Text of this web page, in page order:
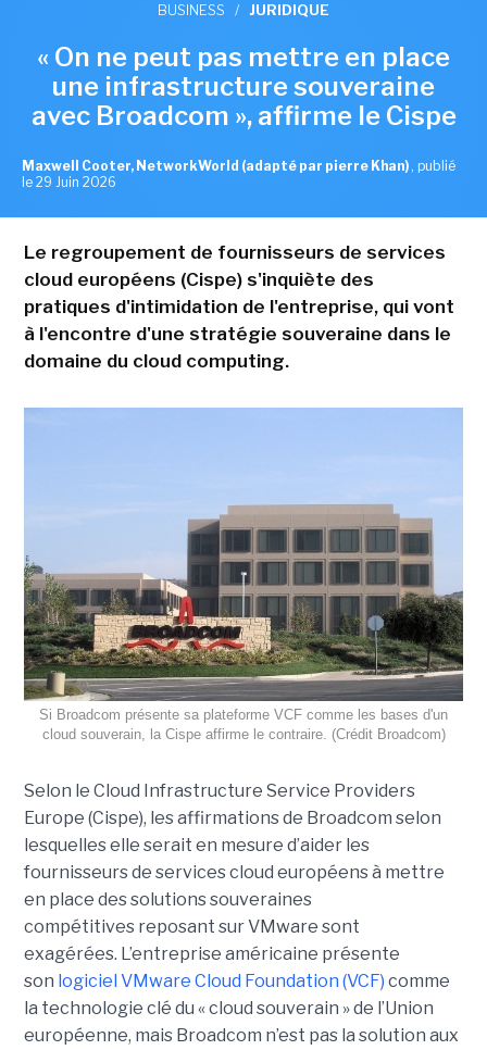
BUSINESS / JURIDIQUE
« On ne peut pas mettre en place
une infrastructure souveraine
avec Broadcom », affirme le Cispe
Maxwell Cooter, NetworkWorld (adapté par pierre Khan) , publié
le 29 Juin 2026
Le regroupement de fournisseurs de services
cloud européens (Cispe) s'inquiète des
pratiques d'intimidation de l'entreprise, qui vont
à l'encontre d'une stratégie souveraine dans le
domaine du cloud computing.
Si Broadcom présente sa plateforme VCF comme les bases d'un
cloud souverain, la Cispe affirme le contraire. (Crédit Broadcom)
Selon le Cloud Infrastructure Service Providers
Europe (Cispe), les affirmations de Broadcom selon
lesquelles elle serait en mesure d’aider les
fournisseurs de services cloud européens à mettre
en place des solutions souveraines
compétitives reposant sur VMware sont
exagérées. L’entreprise américaine présente
son logiciel VMware Cloud Foundation (VCF) comme
la technologie clé du « cloud souverain » de l’Union
européenne, mais Broadcom n’est pas la solution aux